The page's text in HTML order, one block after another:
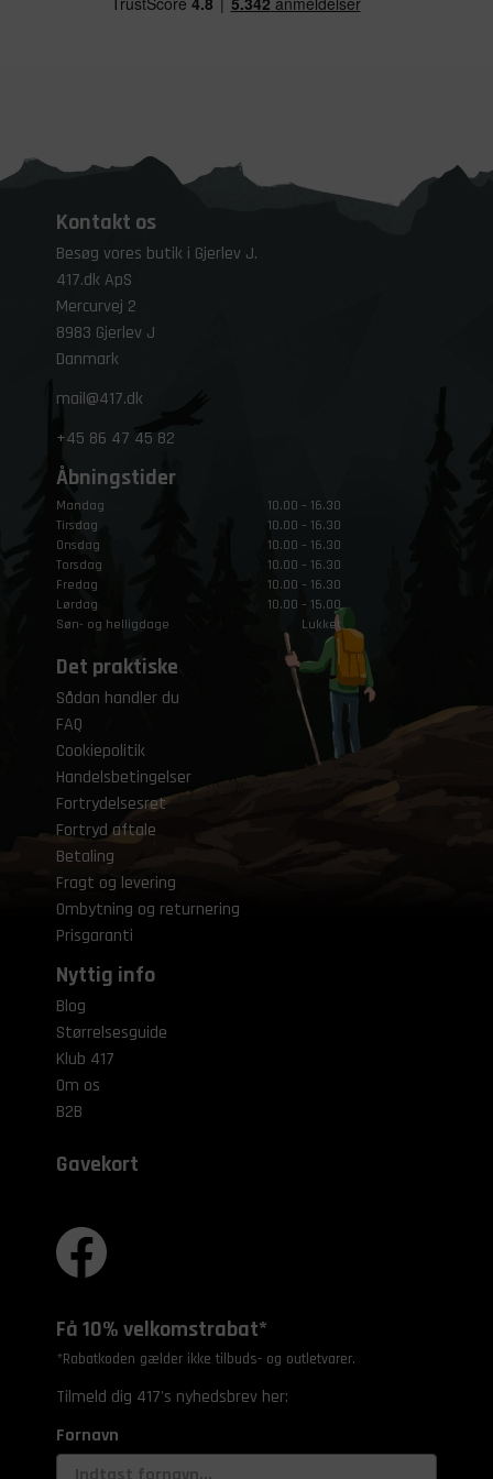
Kontakt os
Besøg vores butik i Gjerlev J.
417.dk ApS
Mercurvej 2
8983 Gjerlev J
Danmark
mail@417.dk
+45 86 47 45 82
Åbningstider
Mandag
10.00 – 16.30
Tirsdag
10.00 – 16.30
Onsdag
10.00 – 16.30
Torsdag
10.00 – 16.30
Fredag
10.00 – 16.30
Lørdag
10.00 – 15.00
Søn- og helligdage
Lukket
Det praktiske
Sådan handler du
FAQ
Cookiepolitik
Handelsbetingelser
Fortrydelsesret
Fortryd aftale
Betaling
Fragt og levering
Ombytning og returnering
Prisgaranti
Nyttig info
Blog
Størrelsesguide
Klub 417
Om os
B2B
Gavekort
Få 10% velkomstrabat*
*Rabatkoden gælder ikke tilbuds- og outletvarer.
Tilmeld dig 417's nyhedsbrev her:
Fornavn